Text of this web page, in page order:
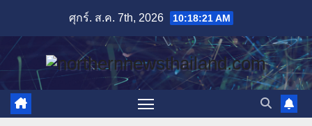
content
ศุกร์. ส.ค. 7th, 2026 10:18:22 AM